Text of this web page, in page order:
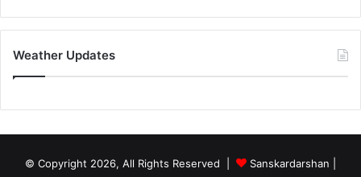
Weather Updates
© Copyright 2026, All Rights Reserved | Sanskardarshan